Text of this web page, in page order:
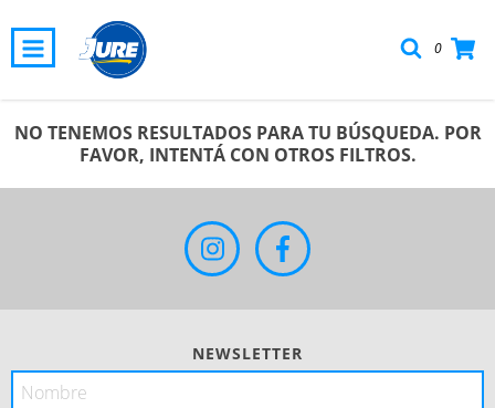
0
NO TENEMOS RESULTADOS PARA TU BÚSQUEDA. POR
FAVOR, INTENTÁ CON OTROS FILTROS.
NEWSLETTER